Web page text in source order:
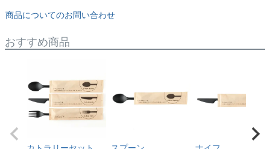
商品についてのお問い合わせ
おすすめ商品